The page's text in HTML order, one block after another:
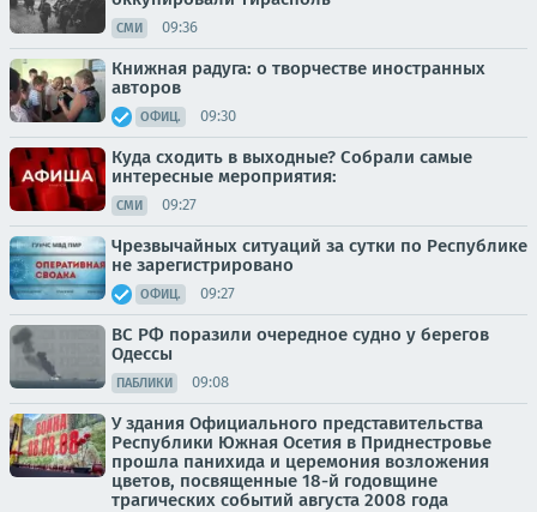
СМИ 09:36
Книжная радуга: о творчестве иностранных
авторов
ОФИЦ. 09:30
Куда сходить в выходные? Собрали самые
интересные мероприятия:
СМИ 09:27
Чрезвычайных ситуаций за сутки по Республике
не зарегистрировано
ОФИЦ. 09:27
ВС РФ поразили очередное судно у берегов
Одессы
ПАБЛИКИ 09:08
У здания Официального представительства
Республики Южная Осетия в Приднестровье
прошла панихида и церемония возложения
цветов, посвященные 18-й годовщине
трагических событий августа 2008 года